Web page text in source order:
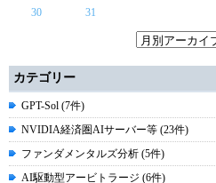
30
31
カテゴリー
GPT-Sol (7件)
NVIDIA経済圏AIサーバー等 (23件)
ファンダメンタルズ分析 (5件)
AI駆動型アービトラージ (6件)